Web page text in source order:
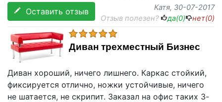
Оставить отзыв
Катя, 30-07-2017
Отзыв полезен?
да(0) нет(0)
Диван трехместный Бизнес
Диван хороший, ничего лишнего. Каркас стойкий,
фиксируется отлично, ножки устойчивые, ничего
не шатается, не скрипит. Заказал на офис таких 3-